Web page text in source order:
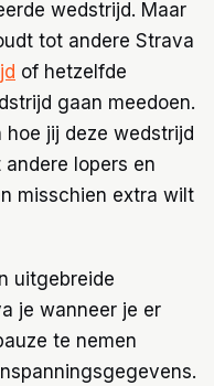
wedstrijd. Maar
tot andere Strava
of hetzelfde
gaan meedoen.
hoe jij deze wedstrijd
lopers en
misschien extra wilt
uitgebreide
je wanneer je er
te nemen